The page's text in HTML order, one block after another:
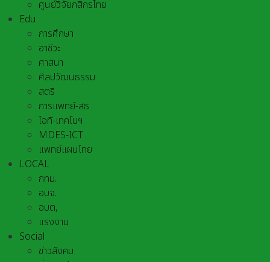
ศูนย์วิจัยกสิกรไทย
Edu
การศึกษา
อาชีวะ
ศาสนา
ศิลปวัฒนธรรม
สตรี
การแพทย์-สธ
ไอที-เทคโนฯ
MDES-ICT
แพทย์แผนไทย
LOCAL
กทม.
อบจ.
อบต,
แรงงาน
Social
ข่าวสังคม